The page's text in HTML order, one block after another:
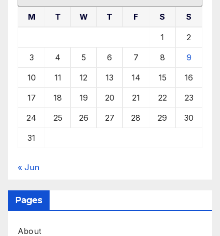
M T W T F S S
1 2
3 4 5 6 7 8 9
10 11 12 13 14 15 16
17 18 19 20 21 22 23
24 25 26 27 28 29 30
31
« Jun
Pages
About